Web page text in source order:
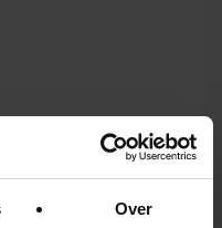
Over
Metsemakers.